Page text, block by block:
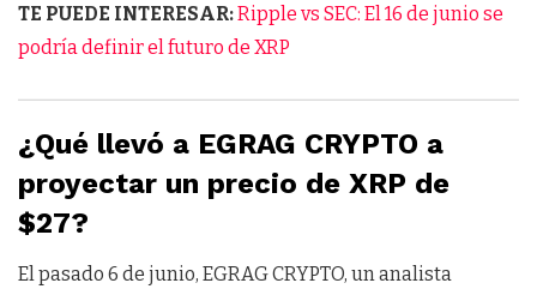
TE PUEDE INTERESAR:Ripple vs SEC: El 16 de junio se
podría definir el futuro de XRP
¿Qué llevó a EGRAG CRYPTO a
proyectar un precio de XRP de
$27?
El pasado 6 de junio, EGRAG CRYPTO, un analista